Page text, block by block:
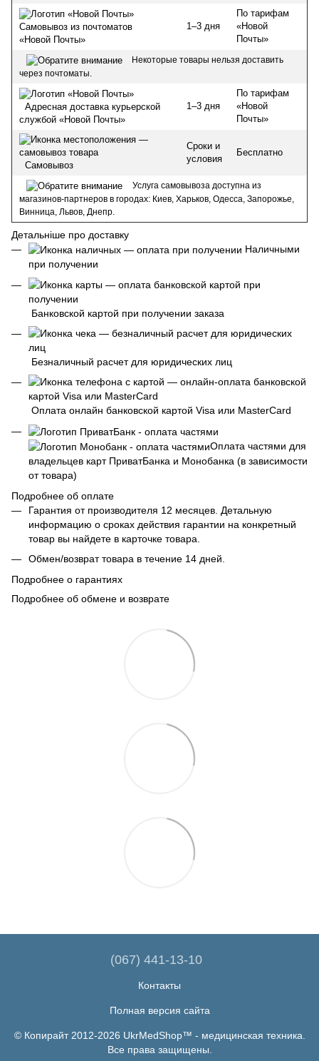
Самовывоз из почтоматов
«Новой Почты»
1–3 дня
По тарифам
«Новой
Почты»
Некоторые товары нельзя доставить
через почтоматы.
Адресная доставка курьерской
службой «Новой Почты»
1–3 дня
По тарифам
«Новой
Почты»
Самовывоз
Сроки и
условия
Бесплатно
Услуга самовывоза доступна из
магазинов-партнеров в городах: Киев, Харьков, Одесса, Запорожье,
Винница, Львов, Днепр.
Детальніше про доставку
Наличными
при получении
Банковской картой при получении заказа
Безналичный расчет для юридических лиц
Оплата онлайн банковской картой Visa или MasterCard
Оплата частями для
владельцев карт ПриватБанка и Монобанка (в зависимости
от товара)
Подробнее об оплате
Гарантия от производителя 12 месяцев. Детальную
информацию о сроках действия гарантии на конкретный
товар вы найдете в карточке товара.
Обмен/возврат товара в течение 14 дней.
Подробнее о гарантиях
Подробнее об обмене и возврате
(067) 441-13-10
Контакты
Полная версия сайта
© Копирайт 2012-2026 UkrMedShop™ - медицинская техника.
Все права защищены.